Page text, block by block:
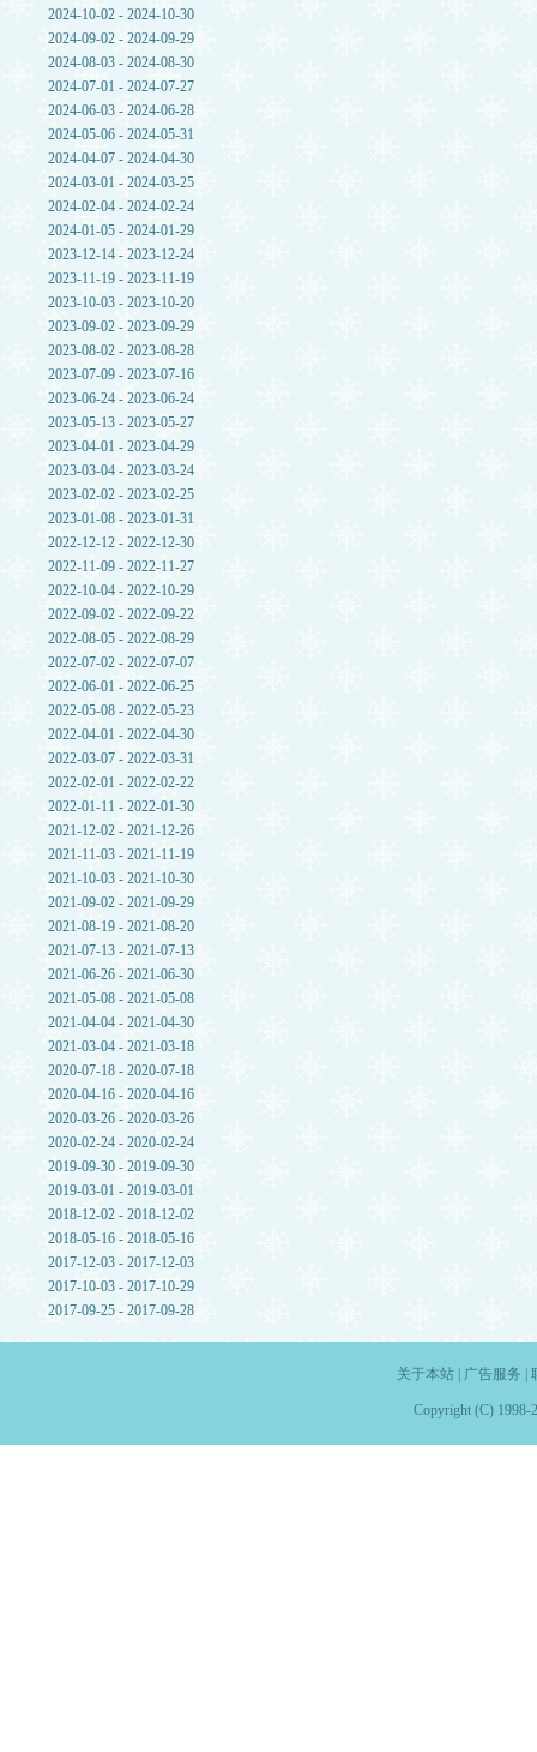
2024-10-02 - 2024-10-30
2024-09-02 - 2024-09-29
2024-08-03 - 2024-08-30
2024-07-01 - 2024-07-27
2024-06-03 - 2024-06-28
2024-05-06 - 2024-05-31
2024-04-07 - 2024-04-30
2024-03-01 - 2024-03-25
2024-02-04 - 2024-02-24
2024-01-05 - 2024-01-29
2023-12-14 - 2023-12-24
2023-11-19 - 2023-11-19
2023-10-03 - 2023-10-20
2023-09-02 - 2023-09-29
2023-08-02 - 2023-08-28
2023-07-09 - 2023-07-16
2023-06-24 - 2023-06-24
2023-05-13 - 2023-05-27
2023-04-01 - 2023-04-29
2023-03-04 - 2023-03-24
2023-02-02 - 2023-02-25
2023-01-08 - 2023-01-31
2022-12-12 - 2022-12-30
2022-11-09 - 2022-11-27
2022-10-04 - 2022-10-29
2022-09-02 - 2022-09-22
2022-08-05 - 2022-08-29
2022-07-02 - 2022-07-07
2022-06-01 - 2022-06-25
2022-05-08 - 2022-05-23
2022-04-01 - 2022-04-30
2022-03-07 - 2022-03-31
2022-02-01 - 2022-02-22
2022-01-11 - 2022-01-30
2021-12-02 - 2021-12-26
2021-11-03 - 2021-11-19
2021-10-03 - 2021-10-30
2021-09-02 - 2021-09-29
2021-08-19 - 2021-08-20
2021-07-13 - 2021-07-13
2021-06-26 - 2021-06-30
2021-05-08 - 2021-05-08
2021-04-04 - 2021-04-30
2021-03-04 - 2021-03-18
2020-07-18 - 2020-07-18
2020-04-16 - 2020-04-16
2020-03-26 - 2020-03-26
2020-02-24 - 2020-02-24
2019-09-30 - 2019-09-30
2019-03-01 - 2019-03-01
2018-12-02 - 2018-12-02
2018-05-16 - 2018-05-16
2017-12-03 - 2017-12-03
2017-10-03 - 2017-10-29
2017-09-25 - 2017-09-28
关于本站| 广告服务
Copyright (C) 1998-